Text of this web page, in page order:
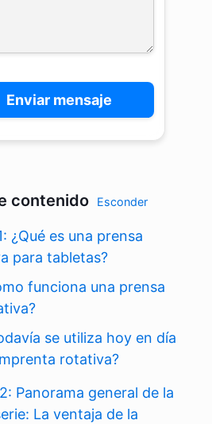
contenido Esconder
¿Qué es una prensa
para tabletas?
funciona una prensa
se utiliza hoy en día
rotativa?
Panorama general de la
La ventaja de la